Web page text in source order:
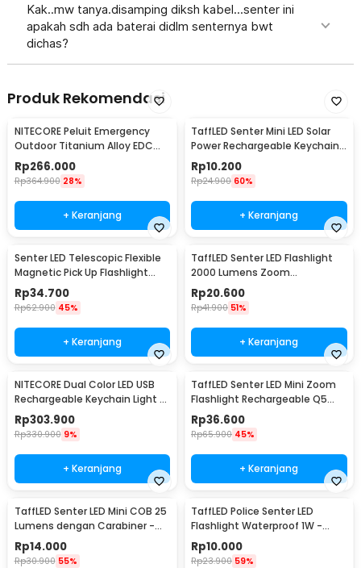
Kak..mw tanya.disamping diksh kabel...senter ini
apakah sdh ada baterai didlm senternya bwt
dichas?
Produk Rekomendasi
NITECORE Peluit Emergency
Outdoor Titanium Alloy EDC
Survival 120dB - NWS10
Rp266.000
Rp364.900 28%
+ Keranjang
TaffLED Senter Mini LED Solar
Power Rechargeable Keychain
3 LED 0.8W - XY
Rp10.200
Rp24.900 60%
+ Keranjang
Senter LED Telescopic Flexible
Magnetic Pick Up Flashlight
Aluminium
Rp34.700
Rp62.900 45%
+ Keranjang
TaffLED Senter LED Flashlight
2000 Lumens Zoom
Waterproof - Pocketman P1
Rp20.600
Rp41.900 51%
+ Keranjang
NITECORE Dual Color LED USB
Rechargeable Keychain Light -
THUMB
Rp303.900
Rp330.900 9%
+ Keranjang
TaffLED Senter LED Mini Zoom
Flashlight Rechargeable Q5
2000 Lumens
Rp36.600
Rp65.900 45%
+ Keranjang
TaffLED Senter LED Mini COB 25
Lumens dengan Carabiner -
BM-9402
Rp14.000
Rp30.900 55%
TaffLED Police Senter LED
Flashlight Waterproof 1W -
TAC2L
Rp10.000
Rp23.900 59%